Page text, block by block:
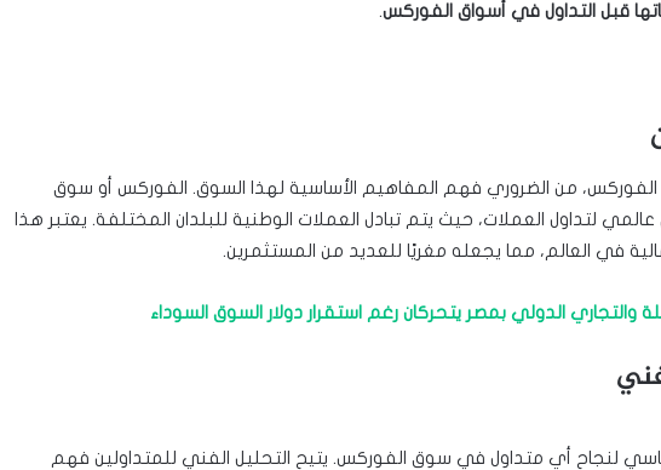
قبل التداول في أسواق الفوركس.
من الضروري فهم المفاهيم الأساسية لهذا السوق. الفوركس أو سوق
لتداول العملات، حيث يتم تبادل العملات الوطنية للبلدان المختلفة. يعتبر هذا
في العالم، مما يجعله مغريًا للعديد من المستثمرين.
والتجاري الدولي بمصر يتحركان رغم استقرار دولار السوق السوداء
لنجاح أي متداول في سوق الفوركس. يتيح التحليل الفني للمتداولين فهم